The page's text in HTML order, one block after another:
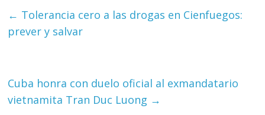
← Tolerancia cero a las drogas en Cienfuegos:
prever y salvar
Cuba honra con duelo oficial al exmandatario
vietnamita Tran Duc Luong →